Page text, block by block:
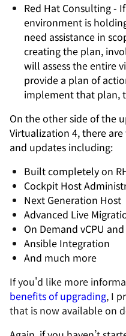
Red Hat Consulting -
environment is
need assistance in
creating the plan,
will assess the entire
provide a plan of
implement that plan,
On the other side of the
Virtualization 4, there
and updates including:
Built completely on
Cockpit Host
Next Generation Host
Advanced Live
On Demand vCPU
Ansible Integration
And much more
If you'd like more
benefits of upgrading, I
that is now available on